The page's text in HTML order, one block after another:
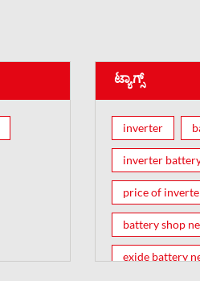
ಟ್ಯಾಗ್ಸ್
inverter
inverter
price of
battery shop
exide battery